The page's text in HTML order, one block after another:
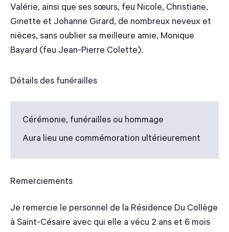
Valérie, ainsi que ses sœurs, feu Nicole, Christiane,
Ginette et Johanne Girard, de nombreux neveux et
nièces, sans oublier sa meilleure amie, Monique
Bayard (feu Jean-Pierre Colette).
Détails des funérailles
Cérémonie, funérailles ou hommage
Aura lieu une commémoration ultérieurement
Remerciements
Je remercie le personnel de la Résidence Du Collège
à Saint-Césaire avec qui elle a vécu 2 ans et 6 mois